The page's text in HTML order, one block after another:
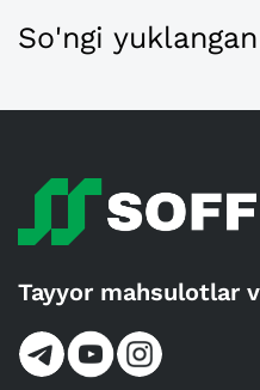
So'ngi
Tayyor mahsulotlar